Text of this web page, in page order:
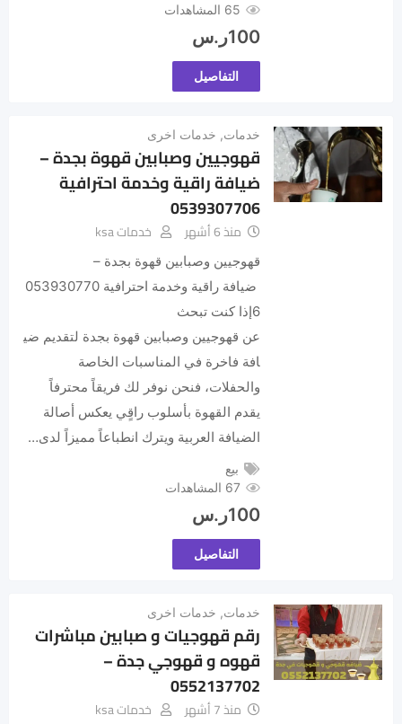
65 المشاهدات
100ر.س
التفاصيل
خدمات, خدمات اخرى
قهوجيين وصبابين قهوة بجدة –
ضيافة راقية وخدمة احترافية
0539307706
منذ 6 أشهر خدمات ksa
قهوجيين وصبابين قهوة بجدة –
ضيافة راقية وخدمة احترافية 053930770
6إذا كنت تبحث
عن قهوجيين وصبابين قهوة بجدة لتقديم ضي
افة فاخرة في المناسبات الخاصة
والحفلات، فنحن نوفر لك فريقاً محترفاً
يقدم القهوة بأسلوب راقٍي يعكس أصالة
الضيافة العربية ويترك انطباعاً مميزاً لدى…
بيع
67 المشاهدات
100ر.س
التفاصيل
خدمات, خدمات اخرى
رقم قهوجيات و صبابين مباشرات
قهوه و قهوجي جدة –
0552137702
منذ 7 أشهر خدمات ksa